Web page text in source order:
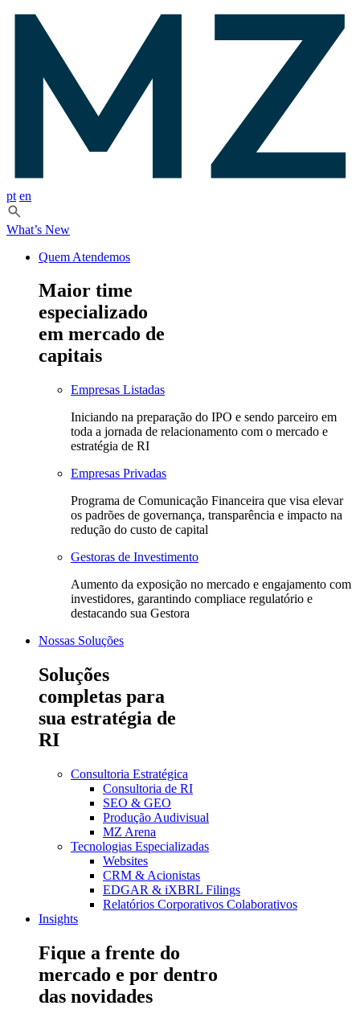
pt en
What’s New
Quem Atendemos
Maior time
especializado
em mercado de
capitais
Empresas Listadas
Iniciando na preparação do IPO e sendo parceiro em
toda a jornada de relacionamento com o mercado e
estratégia de RI
Empresas Privadas
Programa de Comunicação Financeira que visa elevar
os padrões de governança, transparência e impacto na
redução do custo de capital
Gestoras de Investimento
Aumento da exposição no mercado e engajamento com
investidores, garantindo compliace regulatório e
destacando sua Gestora
Nossas Soluções
Soluções
completas para
sua estratégia de
RI
Consultoria Estratégica
Consultoria de RI
SEO & GEO
Produção Audivisual
MZ Arena
Tecnologias Especializadas
Websites
CRM & Acionistas
EDGAR & iXBRL Filings
Relatórios Corporativos Colaborativos
Insights
Fique a frente do
mercado e por dentro
das novidades